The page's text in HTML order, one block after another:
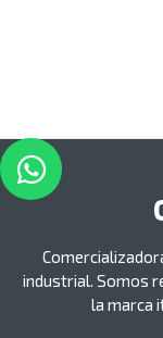
industrial. Somos
la marca